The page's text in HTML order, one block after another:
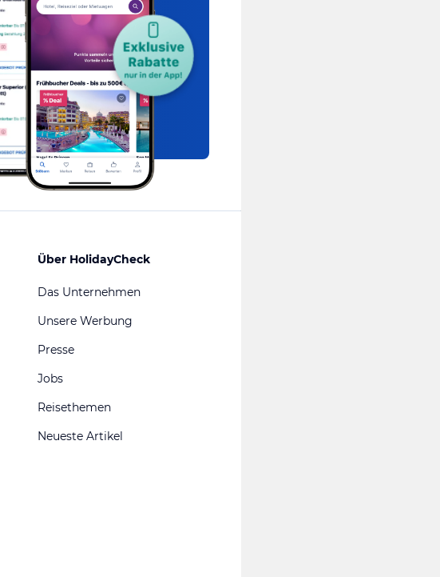
Über HolidayCheck
Das Unternehmen
Unsere Werbung
Presse
Jobs
Reisethemen
Neueste Artikel